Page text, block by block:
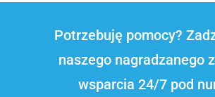
Potrzebuję pomocy?
naszego nagradzanego
wsparcia 24/7 pod